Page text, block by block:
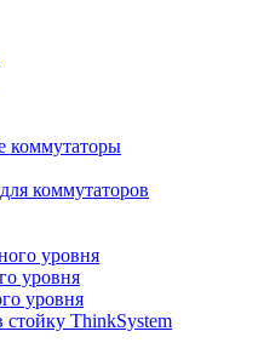
коммутаторов
уровня
уровня
уровня
ThinkSystem